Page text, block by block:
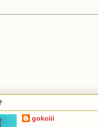
gokciii